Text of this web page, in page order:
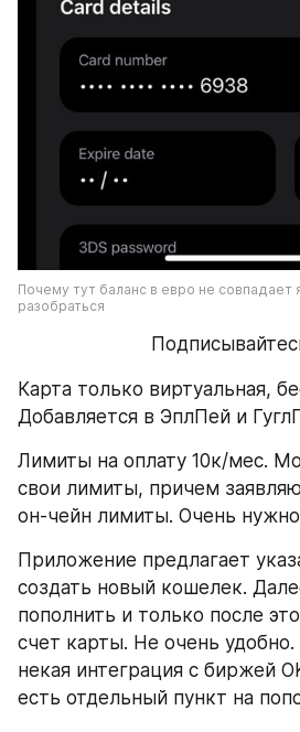
Почему тут баланс в евро не совпадает
разобраться
Карта только виртуальная,
Добавляется в ЭплПей и
Лимиты на оплату 10к/мес.
свои лимиты, причем
он-чейн лимиты. Очень
Приложение предлагает
создать новый кошелек.
пополнить и только после
счет карты. Не очень
некая интеграция с биржей
есть отдельный пункт на